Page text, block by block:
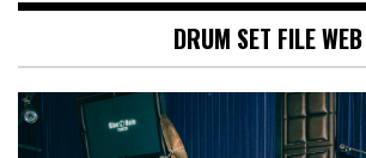
DRUM SET FILE WEB